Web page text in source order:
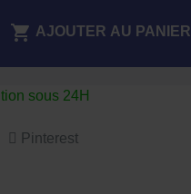
 AJOUTER AU PANIER
sous 24H
Pinterest